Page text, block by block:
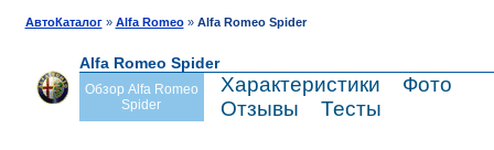
ПРОДАЖА
АвтоКаталог» Alfa Romeo» Alfa Romeo Spider
Alfa Romeo Spider
Обзор Alfa Romeo
Spider
Характеристики
Фото
Отзывы
Тесты